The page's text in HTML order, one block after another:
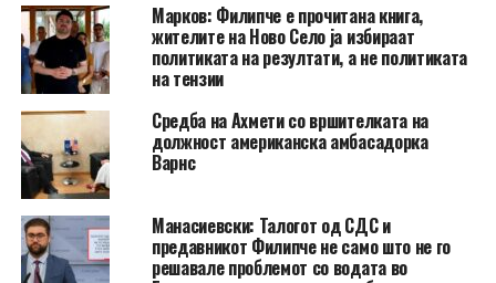
Марков: Филипче е прочитана книга,
жителите на Ново Село ја избираат
политиката на резултати, а не политиката
на тензии
Средба на Ахмети со вршителката на
должност американска амбасадорка
Варнс
Манасиевски: Талогот од СДС и
предавникот Филипче не само што не го
решавале проблемот со водата во